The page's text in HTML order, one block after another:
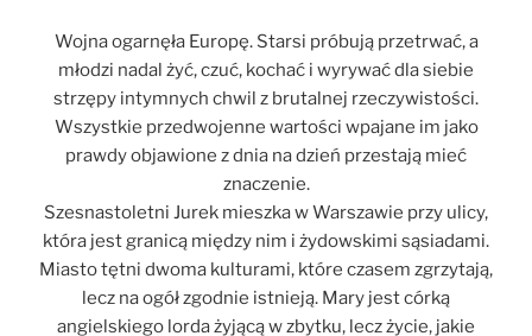
Wojna ogarnęła Europę. Starsi próbują przetrwać, a
młodzi nadal żyć, czuć, kochać i wyrywać dla siebie
strzępy intymnych chwil z brutalnej rzeczywistości.
Wszystkie przedwojenne wartości wpajane im jako
prawdy objawione z dnia na dzień przestają mieć
znaczenie.
Szesnastoletni Jurek mieszka w Warszawie przy ulicy,
która jest granicą między nim i żydowskimi sąsiadami.
Miasto tętni dwoma kulturami, które czasem zgrzytają,
lecz na ogół zgodnie istnieją. Mary jest córką
angielskiego lorda żyjącą w zbytku, lecz życie, jakie